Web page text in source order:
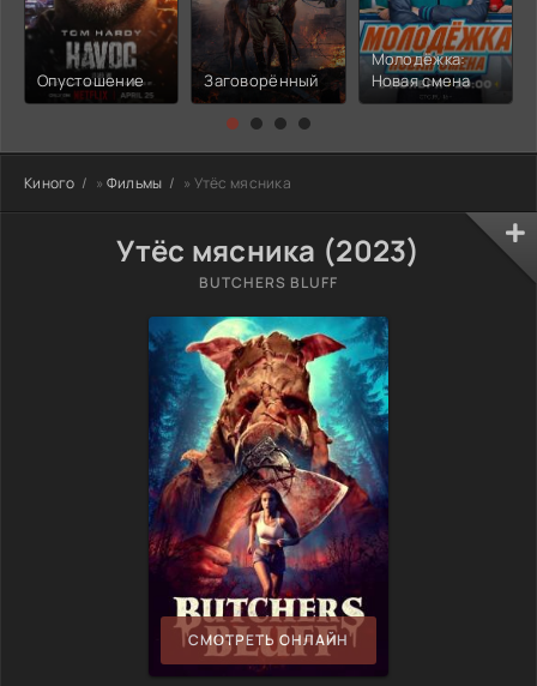
Опустошение Заговорённый
Молодёжка:
Новая смена
Киного » Фильмы » Утёс мясника
Утёс мясника (2023)
BUTCHERS BLUFF
СМОТРЕТЬ ОНЛАЙН